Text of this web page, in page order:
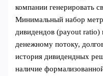
компании генерировать
Минимальный набор
дивидендов (payout
денежному потоку,
история дивидендных
наличие